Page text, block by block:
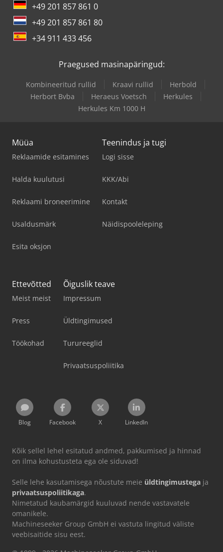
+49 201 857 861 0
+49 201 857 861 80
+34 911 433 456
Praegused masinapäringud:
Kombineeritud rullid Kraavi rullid
Herbold
Herbort Bvba
Heraeus Voetsch
Herkules
Herkules Km 1000 H
Müüa
Reklaamide esitamines
Halda kuulutusi
Reklaami broneerimine
Usaldusmärk
Esita oksjon
Teenindus ja tugi
Logi sisse
KKK/Abi
Kontakt
Näidispooleleping
Ettevõtted
Meist meist
Press
Töökohad
Õiguslik teave
Impressum
Üldtingimused
Turureeglid
Privaatsuspoliitika
Blog Facebook X LinkedIn
Kõik sellel lehel esitatud andmed, pakkumised ja hinnad
on ilma kohustusteta ega ole siduvad!
Selle lehe kasutamisega nõustute meie üldtingimustega ja
privaatsuspoliitikaga.
Nimetatud kaubamärgid kuuluvad nende vastavatele
omanikele.
Machineseeker Group GmbH ei vastuta lingitud väliste
veebisaitide sisu eest.